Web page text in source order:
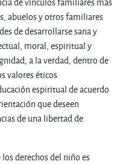
abuelos y otros familiares
de desarrollarse sana y
moral, espiritual y
a la verdad, dentro de
valores éticos
espiritual de acuerdo
que deseen
de una libertad de
derechos del niño es